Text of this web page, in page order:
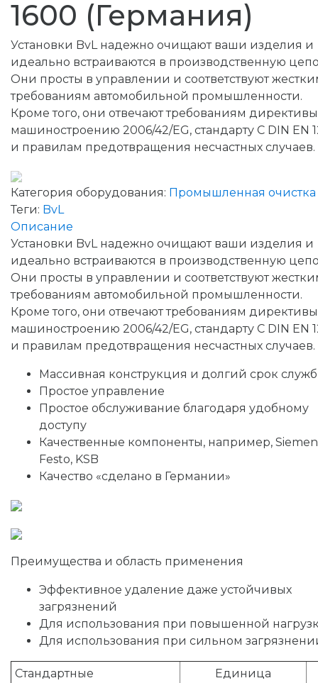
1600 (Германия)
​Установки BvL надежно очищают ваши изделия и
идеально встраиваются в производственную
Они просты в управлении и соответствуют
требованиям автомобильной промышленности.
Кроме того, они отвечают требованиям
машиностроению 2006/42/EG, стандарту C DIN EN
и правилам предотвращения несчастных случаев.
Категория оборудования: Промышленная очистка
Теги: BvL
Описание
Установки BvL надежно очищают ваши изделия и
идеально встраиваются в производственную
Они просты в управлении и соответствуют
требованиям автомобильной промышленности.
Кроме того, они отвечают требованиям
машиностроению 2006/42/EG, стандарту C DIN EN
и правилам предотвращения несчастных случаев.
Массивная конструкция и долгий срок
Простое управление
Простое обслуживание благодаря удобному
доступу
Качественные компоненты, например,
Festo, KSB
Качество «сделано в Германии»
Преимущества и область применения
Эффективное удаление даже устойчивых
загрязнений
Для использования при повышенной
Для использования при сильном
Стандартные
Единица